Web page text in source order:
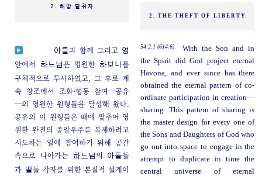
2. 해방 탈취자
2. THE THEFT OF LIBERTY
아들과 함께 그리고 영
안에서 하느님 은 영원한하보나를
구체적으로 투사하였고, 그 후로 계
속 창조에서 조화-협동 참여─공유
─의 영원한 원형틀을 달성해 왔다.
공유의 이 원형틀은 때에 맞추어 영
원한 완전의 중앙우주를 복제하려고
시도하는 일에 참여하기 위해 공간
속으로 나아가는하느님의 아들들
과 딸들 각자를 위한 본질적 설계이
54:2.1 (614.6)
With the Son and in
the Spirit did God project eternal
Havona, and ever since has there
obtained the eternal pattern of co-
ordinate participation in creation—
sharing. This pattern of sharing is
the master design for every one of
the Sons and Daughters of God who
go out into space to engage in the
attempt to duplicate in time the
central universe of eternal